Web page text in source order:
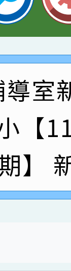
獲教
世
創客佳
園市中
展 國
師、
班張O
小朗讀
園市中
獲教
世
創客佳
室
【
】